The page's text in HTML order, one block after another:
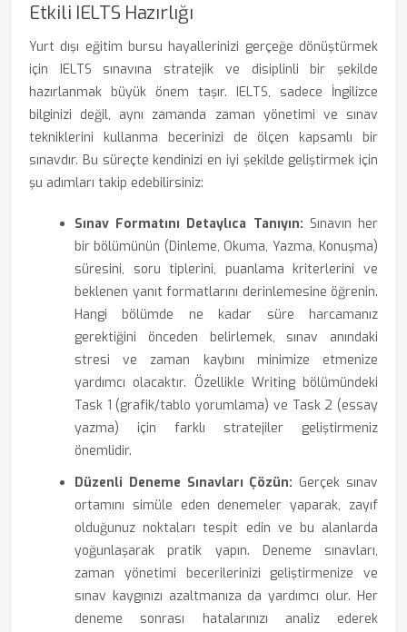
Etkili IELTS Hazırlığı
Yurt dışı eğitim bursu hayallerinizi gerçeğe dönüştürmek
için IELTS sınavına stratejik ve disiplinli bir şekilde
hazırlanmak büyük önem taşır. IELTS, sadece İngilizce
bilginizi değil, aynı zamanda zaman yönetimi ve sınav
tekniklerini kullanma becerinizi de ölçen kapsamlı bir
sınavdır. Bu süreçte kendinizi en iyi şekilde geliştirmek için
şu adımları takip edebilirsiniz:
Sınav Formatını Detaylıca Tanıyın: Sınavın her
bir bölümünün (Dinleme, Okuma, Yazma, Konuşma)
süresini, soru tiplerini, puanlama kriterlerini ve
beklenen yanıt formatlarını derinlemesine öğrenin.
Hangi bölümde ne kadar süre harcamanız
gerektiğini önceden belirlemek, sınav anındaki
stresi ve zaman kaybını minimize etmenize
yardımcı olacaktır. Özellikle Writing bölümündeki
Task 1 (grafik/tablo yorumlama) ve Task 2 (essay
yazma) için farklı stratejiler geliştirmeniz
önemlidir.
Düzenli Deneme Sınavları Çözün: Gerçek sınav
ortamını simüle eden denemeler yaparak, zayıf
olduğunuz noktaları tespit edin ve bu alanlarda
yoğunlaşarak pratik yapın. Deneme sınavları,
zaman yönetimi becerilerinizi geliştirmenize ve
sınav kaygınızı azaltmanıza da yardımcı olur. Her
deneme sonrası hatalarınızı analiz ederek